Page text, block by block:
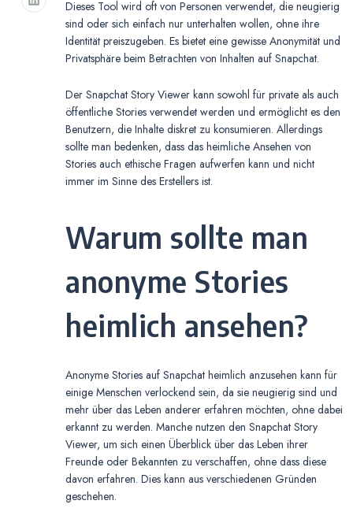
Dieses Tool wird oft von Personen verwendet, die neugierig
sind oder sich einfach nur unterhalten wollen, ohne ihre
Identität preiszugeben. Es bietet eine gewisse Anonymität und
Privatsphäre beim Betrachten von Inhalten auf Snapchat.
Der Snapchat Story Viewer kann sowohl für private als auch
öffentliche Stories verwendet werden und ermöglicht es den
Benutzern, die Inhalte diskret zu konsumieren. Allerdings
sollte man bedenken, dass das heimliche Ansehen von
Stories auch ethische Fragen aufwerfen kann und nicht
immer im Sinne des Erstellers ist.
Warum sollte man
anonyme Stories
heimlich ansehen?
Anonyme Stories auf Snapchat heimlich anzusehen kann für
einige Menschen verlockend sein, da sie neugierig sind und
mehr über das Leben anderer erfahren möchten, ohne dabei
erkannt zu werden. Manche nutzen den Snapchat Story
Viewer, um sich einen Überblick über das Leben ihrer
Freunde oder Bekannten zu verschaffen, ohne dass diese
davon erfahren. Dies kann aus verschiedenen Gründen
geschehen.